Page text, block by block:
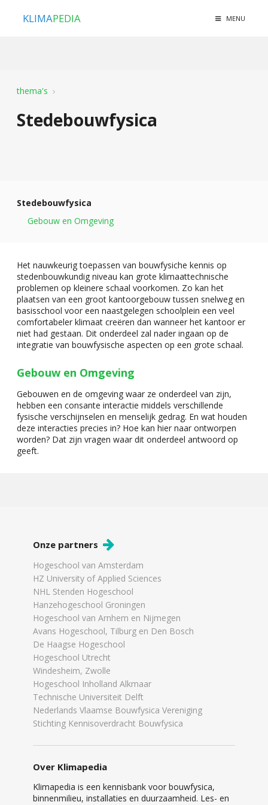
KLIMAPEDIA MENU
thema's
Stedebouwfysica
Stedebouwfysica
Gebouw en Omgeving
Het nauwkeurig toepassen van bouwfysiche kennis op
stedenbouwkundig niveau kan grote klimaattechnische
problemen op kleinere schaal voorkomen. Zo kan het
plaatsen van een groot kantoorgebouw tussen snelweg en
basisschool voor een naastgelegen schoolplein een veel
comfortabeler klimaat creëren dan wanneer het kantoor er
niet had gestaan. Dit onderdeel zal nader ingaan op de
integratie van bouwfysische aspecten op een grote schaal.
Gebouw en Omgeving
Gebouwen en de omgeving waar ze onderdeel van zijn,
hebben een consante interactie middels verschillende
fysische verschijnselen en menselijk gedrag. En wat houden
deze interacties precies in? Hoe kan hier naar ontworpen
worden? Dat zijn vragen waar dit onderdeel antwoord op
geeft.
Onze partners
Hogeschool van Amsterdam
HZ University of Applied Sciences
NHL Stenden Hogeschool
Hanzehogeschool Groningen
Hogeschool van Arnhem en Nijmegen
Avans Hogeschool, Tilburg en Den Bosch
De Haagse Hogeschool
Hogeschool Utrecht
Windesheim, Zwolle
Hogeschool Inholland Alkmaar
Technische Universiteit Delft
Nederlands Vlaamse Bouwfysica Vereniging
Stichting Kennisoverdracht Bouwfysica
Over Klimapedia
Klimapedia is een kennisbank voor bouwfysica,
binnenmilieu, installaties en duurzaamheid. Les- en